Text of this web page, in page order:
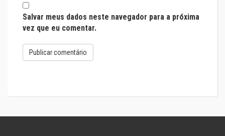
Salvar meus dados neste navegador para a próxima
vez que eu comentar.